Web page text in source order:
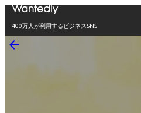
400万人が利用するビジネスSNS